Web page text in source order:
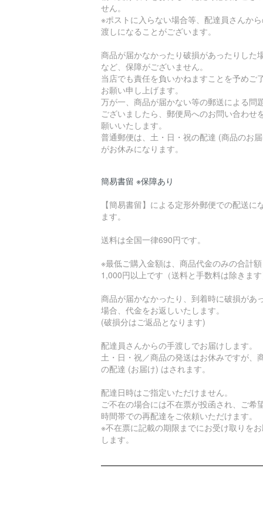
せん。
※ポストに入らない場合等、配達員さんか
渡しになることがございます。
商品が届かなかったり破損があったりした
など、保障がございません。
当店でも責任を負いかねますことを予めご
お願い申し上げます。
万が一、商品が届かない等の郵送による問
ございましたら、郵便局へのお問い合わせ
願いいたします。
普通郵便は、土・日・祝の配達 (商品のお
がお休みになります。
簡易書留 ※保障あり
【簡易書留】による定形外郵便での配送に
ます。
送料は全国一律690円です。
※最低ご購入金額は、商品代金のみの合計額
1,000円以上です（送料と手数料は除きます
商品が届かなかったり、到着時に破損があ
場合、代金をお返しいたします。
(破損分はご返品となります)
配達員さんからの手渡しでお届けします。
土・日・祝／商品の発送はお休みですが、
の配達 (お届け) はされます。
配達日時はご指定いただけません。
ご不在の場合には不在票が投函され、ご希
時間帯での再配達をご依頼いただけます。
※不在票に記載の期限までにお受け取りを
します。